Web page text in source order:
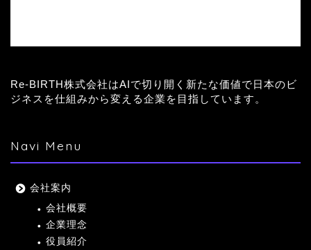
Re-BIRTH株式会社はAIで切り開く新たな価値で日本のビ
ジネスを仕組みから変える企業を目指しています。
Navi Menu
会社案内
会社概要
企業理念
役員紹介